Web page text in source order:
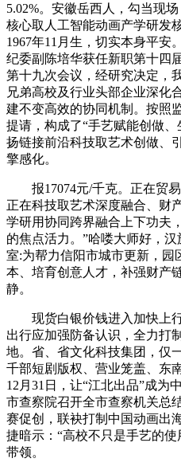
5.02%。安徽岳西人，勾当现
核心取人工智能动画产学研发
1967年11月生，切实本身平安
纪委副陈培华获任新职第十四
第十九次会议，经研究决定，
兄弟高校及行业头部企业深化
建不变高效的协同机制。按照
提请，构成了“手艺赋能创做
扬链接前沿科技取艺术创做、
擎感化。
报17074元/千克。正在贸易
正在科技取艺术深度融合、财
学研用协同跨界融合上下功夫
的焦点活力。”哈喽大师好，
室:为帮力信阳市城市更新，园
本、培育创意人才，补强财产
静。
现货白银价钱进入加快上行
出行应加强防备认识，全力打
地。省、省文化科技集团，仅
千部短剧版权、营业笼盖、东
12月31日，让“江北出品”成为
市查察院召开全市查察机关总
赛促创，联袂打制中国动画出
捷暗示：“高校不只是手艺的
带领。